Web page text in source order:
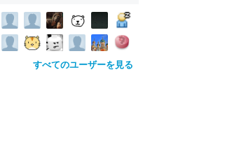
すべてのユーザーを見る